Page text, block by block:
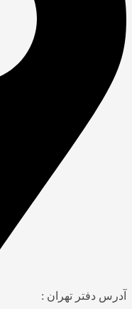
آدرس دفتر تهران :